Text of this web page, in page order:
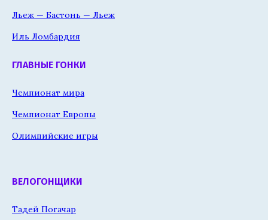
Льеж — Бастонь — Льеж
Иль Ломбардия
ГЛАВНЫЕ ГОНКИ
Чемпионат мира
Чемпионат Европы
Олимпийские игры
ВЕЛОГОНЩИКИ
Тадей Погачар